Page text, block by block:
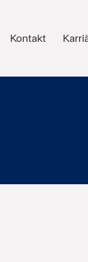
Kontakt